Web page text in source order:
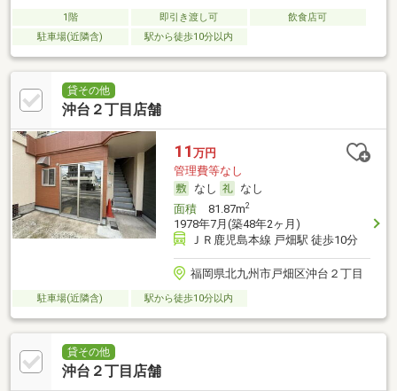
1階 即引き渡し可
飲食店可
駐車場(近隣含)
駅から徒歩10分以内
貸その他
沖台２丁目店舗
11 万円
管理費等なし
なし
なし
面積81.87m2
1978年7月(築48年2ヶ月)
ＪＲ鹿児島本線 戸畑駅 徒歩10分
福岡県北九州市戸畑区沖台２丁目
駐車場(近隣含) 駅から徒歩10分以内
貸その他
沖台２丁目店舗